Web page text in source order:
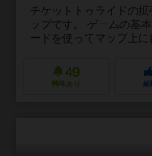
チケットトゥライドの
ップです。 ゲームの基
ードを使ってマップ上
49
興味あり 経